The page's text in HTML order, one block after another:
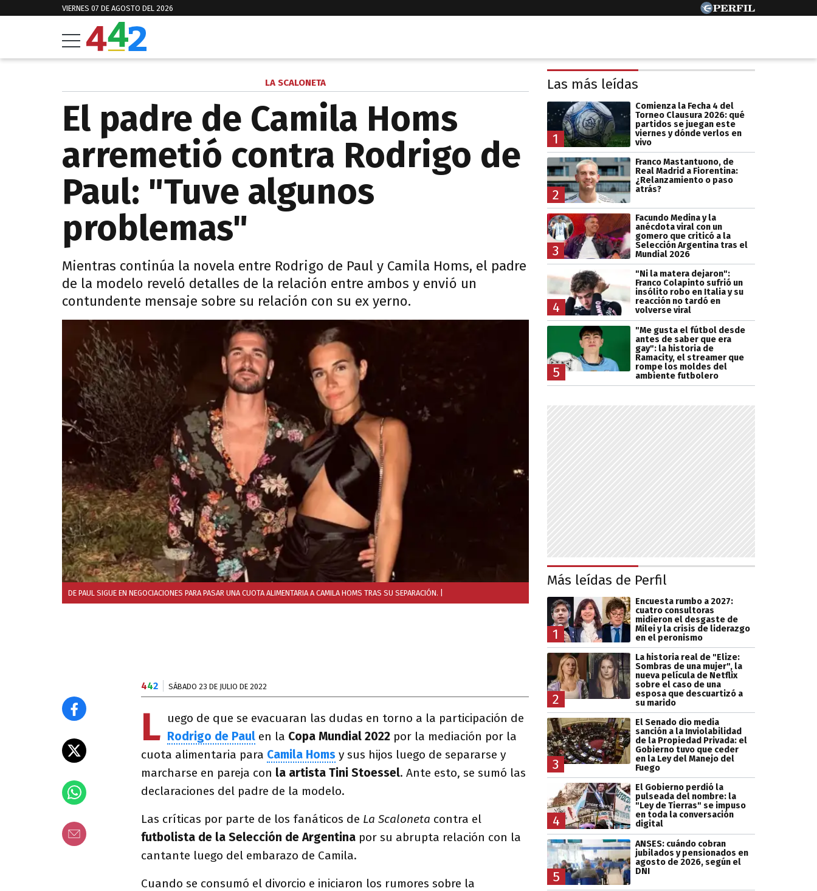
VIERNES 07 DE AGOSTO DEL 2026
LA SCALONETA
El padre de Camila Homs
arremetió contra Rodrigo de
Paul: "Tuve algunos
problemas"
Mientras continúa la novela entre Rodrigo de Paul y Camila Homs, el padre
de la modelo reveló detalles de la relación entre ambos y envió un
contundente mensaje sobre su relación con su ex yerno.
DE PAUL SIGUE EN NEGOCIACIONES PARA PASAR UNA CUOTA ALIMENTARIA A CAMILA HOMS TRAS SU SEPARACIÓN.
442 SÁBADO 23 DE JULIO DE 2022
L uego de que se evacuaran las dudas en torno a la participación de
Rodrigo de Paul en la Copa Mundial 2022 por la mediación por la
cuota alimentaria para Camila Homs y sus hijos luego de separarse y
marcharse en pareja con la artista Tini Stoessel. Ante esto, se sumó las
declaraciones del padre de la modelo.
Las críticas por parte de los fanáticos de La Scaloneta contra el
futbolista de la Selección de Argentina por su abrupta relación con la
cantante luego del embarazo de Camila.
Cuando se consumó el divorcio e iniciaron los rumores sobre la
Las más leídas
1
Comienza la Fecha 4 del
Torneo Clausura 2026: qué
partidos se juegan este
viernes y dónde verlos en
vivo
2
Franco Mastantuono, de
Real Madrid a Fiorentina:
¿Relanzamiento o paso
atrás?
3
Facundo Medina y la
anécdota viral con un
gomero que criticó a la
Selección Argentina tras el
Mundial 2026
4
"Ni la matera dejaron":
Franco Colapinto sufrió un
insólito robo en Italia y su
reacción no tardó en
volverse viral
5
"Me gusta el fútbol desde
antes de saber que era
gay": la historia de
Ramacity, el streamer que
rompe los moldes del
ambiente futbolero
Más leídas de Perfil
1
Encuesta rumbo a 2027:
cuatro consultoras
midieron el desgaste de
Milei y la crisis de liderazgo
en el peronismo
2
La historia real de "Elize:
Sombras de una mujer", la
nueva película de Netflix
sobre el caso de una
esposa que descuartizó a
su marido
3
El Senado dio media
sanción a la Inviolabilidad
de la Propiedad Privada: el
Gobierno tuvo que ceder
en la Ley del Manejo del
Fuego
4
El Gobierno perdió la
pulseada del nombre: la
"Ley de Tierras" se impuso
en toda la conversación
digital
5
ANSES: cuándo cobran
jubilados y pensionados en
agosto de 2026, según el
DNI